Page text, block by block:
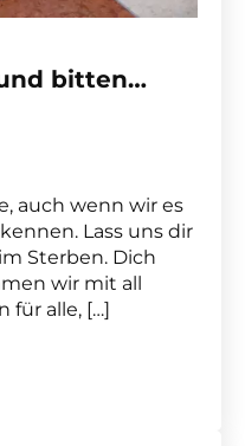
bitten…
auch wenn wir es
Lass uns dir
Sterben. Dich
wir mit all
für alle, […]